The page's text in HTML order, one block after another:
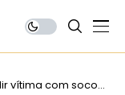
vítima com soco